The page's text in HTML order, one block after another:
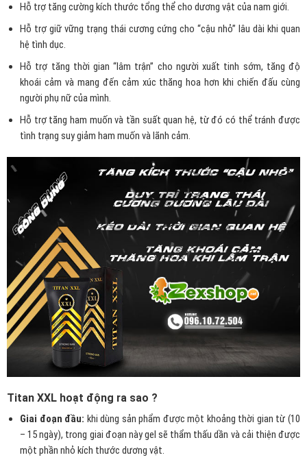
Hỗ trợ tăng cường kích thước tổng thể cho dương vật của nam giới.
Hỗ trợ giữ vững trạng thái cương cứng cho “cậu nhỏ” lâu dài khi quan
hệ tình dục.
Hỗ trợ tăng thời gian “lâm trận” cho người xuất tinh sớm, tăng độ
khoái cảm và mang đến cảm xúc thăng hoa hơn khi chiến đấu cùng
người phụ nữ của mình.
Hỗ trợ tăng ham muốn và tần suất quan hệ, từ đó có thể tránh được
tình trạng suy giảm ham muốn và lãnh cảm.
Titan XXL hoạt động ra sao ?
Giai đoạn đầu: khi dùng sản phẩm được một khoảng thời gian từ (10
– 15 ngày), trong giai đoạn này gel sẽ thẩm thấu dần và cải thiện được
một phần nhỏ kích thước dương vật.